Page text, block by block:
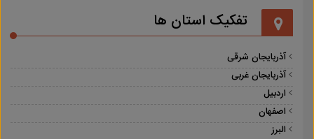
تفکیک استان ها
آذربایجان شرقی
آذربایجان غربی
اردبیل
اصفهان
البرز